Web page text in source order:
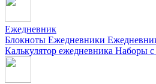
Ежедневник
Блокноты Ежедневники
Калькулятор ежедневника Наборы с